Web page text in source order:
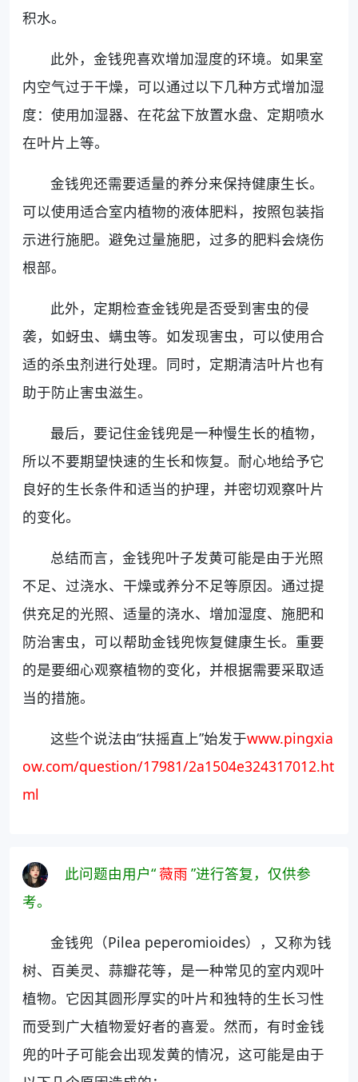
积水。
此外，金钱兜喜欢增加湿度的环境。如果室
内空气过于干燥，可以通过以下几种方式增加湿
度：使用加湿器、在花盆下放置水盘、定期喷水
在叶片上等。
金钱兜还需要适量的养分来保持健康生长。
可以使用适合室内植物的液体肥料，按照包装指
示进行施肥。避免过量施肥，过多的肥料会烧伤
根部。
此外，定期检查金钱兜是否受到害虫的侵
袭，如蚜虫、螨虫等。如发现害虫，可以使用合
适的杀虫剂进行处理。同时，定期清洁叶片也有
助于防止害虫滋生。
最后，要记住金钱兜是一种慢生长的植物，
所以不要期望快速的生长和恢复。耐心地给予它
良好的生长条件和适当的护理，并密切观察叶片
的变化。
总结而言，金钱兜叶子发黄可能是由于光照
不足、过浇水、干燥或养分不足等原因。通过提
供充足的光照、适量的浇水、增加湿度、施肥和
防治害虫，可以帮助金钱兜恢复健康生长。重要
的是要细心观察植物的变化，并根据需要采取适
当的措施。
这些个说法由“扶摇直上”始发于www.pingxia
ow.com/question/17981/2a1504e324317012.ht
ml
此问题由用户“薇雨 ”进行答复，仅供参
考。
金钱兜（Pilea peperomioides），又称为钱
树、百美灵、蒜瓣花等，是一种常见的室内观叶
植物。它因其圆形厚实的叶片和独特的生长习性
而受到广大植物爱好者的喜爱。然而，有时金钱
兜的叶子可能会出现发黄的情况，这可能是由于